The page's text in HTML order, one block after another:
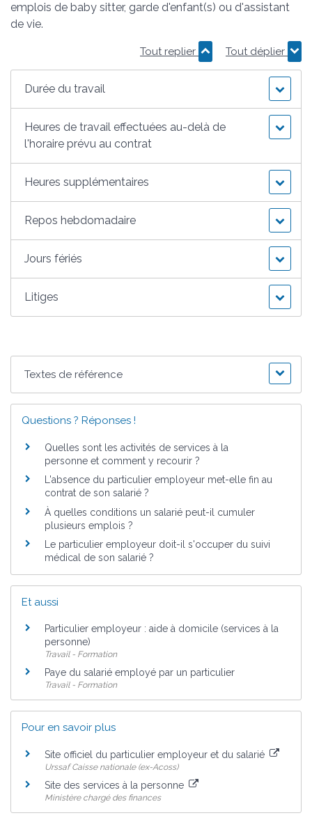
emplois de baby sitter, garde d'enfant(s) ou d'assistant
de vie.
Tout replier Tout déplier
Durée du travail
Heures de travail effectuées au-delà de
l'horaire prévu au contrat
Heures supplémentaires
Repos hebdomadaire
Jours fériés
Litiges
Textes de référence
Questions ? Réponses !
Quelles sont les activités de services à la
personne et comment y recourir ?
L'absence du particulier employeur met-elle fin au
contrat de son salarié ?
À quelles conditions un salarié peut-il cumuler
plusieurs emplois ?
Le particulier employeur doit-il s'occuper du suivi
médical de son salarié ?
Et aussi
Particulier employeur : aide à domicile (services à la
personne)
Travail - Formation
Paye du salarié employé par un particulier
Travail - Formation
Pour en savoir plus
Site officiel du particulier employeur et du salarié
Urssaf Caisse nationale (ex-Acoss)
Site des services à la personne
Ministère chargé des finances